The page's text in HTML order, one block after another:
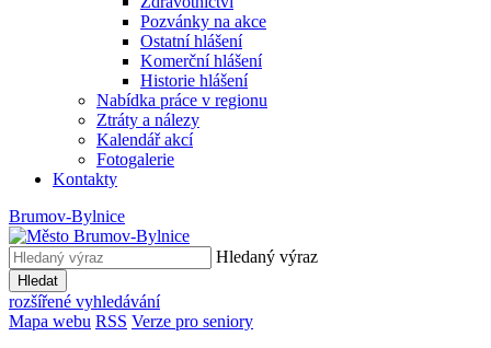
Pozvánky na akce
Ostatní hlášení
Komerční hlášení
Historie hlášení
Nabídka práce v regionu
Ztráty a nálezy
Kalendář akcí
Fotogalerie
Kontakty
Brumov-Bylnice
Hledaný výraz
Hledat
rozšířené vyhledávání
Mapa webu RSS Verze pro seniory